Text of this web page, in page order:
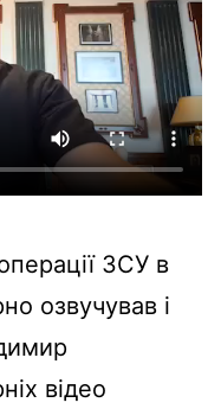
ЗСУ в
озвучував і
відео